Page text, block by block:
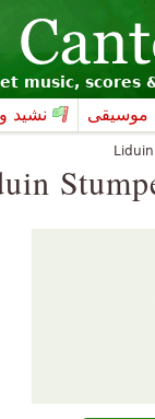
music, scores
موسيقى نشيد